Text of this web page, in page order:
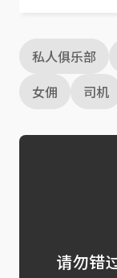
私人俱乐部
女佣
司机
请勿错